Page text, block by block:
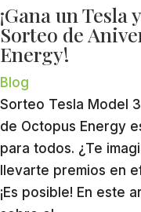
¡Gana un
Sorteo de
Energy!
Blog
Sorteo Tesla Model
de Octopus Energy
para todos. ¿Te
llevarte premios en
¡Es posible! En este